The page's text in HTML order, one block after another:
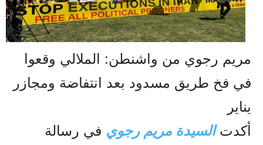
مريم رجوي من واشنطن: الملالي وقعوا
في فخ طريق مسدود بعد انتفاضة ومجازر
يناير
أكدتالسيدة مريم رجوي في رسالة